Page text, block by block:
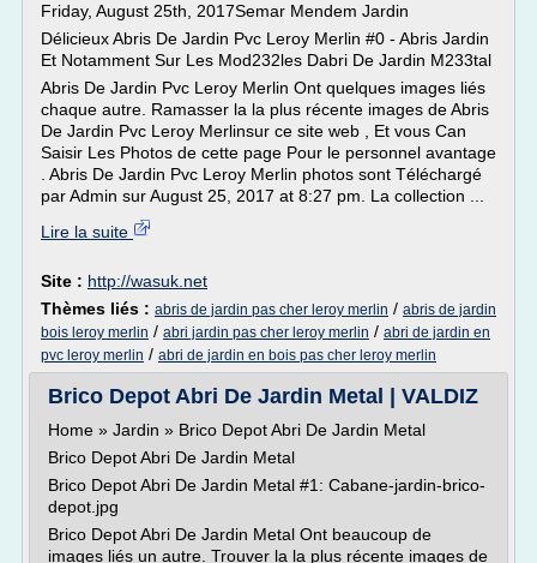
Friday, August 25th, 2017Semar Mendem Jardin
Délicieux Abris De Jardin Pvc Leroy Merlin #0 - Abris Jardin
Et Notamment Sur Les Mod232les Dabri De Jardin M233tal
Abris De Jardin Pvc Leroy Merlin Ont quelques images liés
chaque autre. Ramasser la la plus récente images de Abris
De Jardin Pvc Leroy Merlinsur ce site web , Et vous Can
Saisir Les Photos de cette page Pour le personnel avantage
. Abris De Jardin Pvc Leroy Merlin photos sont Téléchargé
par Admin sur August 25, 2017 at 8:27 pm. La collection ...
Lire la suite
Site : http://wasuk.net
Thèmes liés : abris de jardin pas cher leroy merlin / abris de jardin
bois leroy merlin / abri jardin pas cher leroy merlin / abri de jardin en
pvc leroy merlin / abri de jardin en bois pas cher leroy merlin
Brico Depot Abri De Jardin Metal | VALDIZ
Home » Jardin » Brico Depot Abri De Jardin Metal
Brico Depot Abri De Jardin Metal
Brico Depot Abri De Jardin Metal #1: Cabane-jardin-brico-
depot.jpg
Brico Depot Abri De Jardin Metal Ont beaucoup de
images liés un autre. Trouver la la plus récente images de